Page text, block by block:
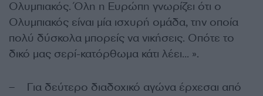
Ολυμπιακός. Όλη η Ευρώπη γνωρίζει ότι ο
Ολυμπιακός είναι μία ισχυρή ομάδα, την οποία
πολύ δύσκολα μπορείς να νικήσεις. Οπότε το
δικό μας σερί-κατόρθωμα κάτι λέει… ».
– Για δεύτερο διαδοχικό αγώνα έρχεσαι από